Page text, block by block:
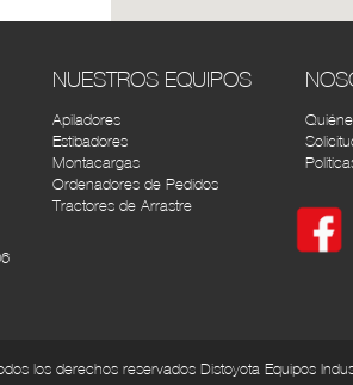
NUESTROS EQUIPOS
Apiladores
Estibadores
Montacargas
Ordenadores de Pedidos
Tractores de Arrastre
los derechos reservados Distoyota Equipos